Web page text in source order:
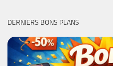
DERNIERS BONS PLANS